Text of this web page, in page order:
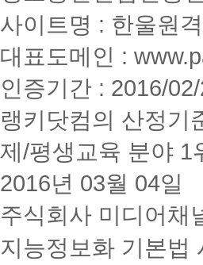
사이트명 : 한울원
대표도메인 :
인증기간 : 2016/
랭키닷컴의 산정기
제/평생교육 분야 1
2016년 03월 04일
주식회사 미디어채
지능정보화 기본법